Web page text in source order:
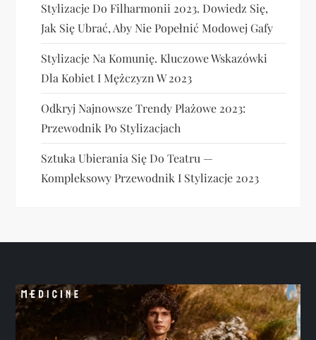
Stylizacje Do Filharmonii 2023. Dowiedz Się,
Jak Się Ubrać, Aby Nie Popełnić Modowej Gafy
Stylizacje Na Komunię. Kluczowe Wskazówki
Dla Kobiet I Mężczyzn W 2023
Odkryj Najnowsze Trendy Plażowe 2023:
Przewodnik Po Stylizacjach
Sztuka Ubierania Się Do Teatru —
Kompleksowy Przewodnik I Stylizacje 2023